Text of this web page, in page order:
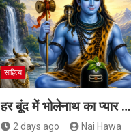
साहित्य
हर बूंद में भोलेनाथ का प्यार …
2 days ago Nai Hawa